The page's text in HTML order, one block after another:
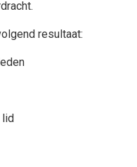
resultaat:
lid